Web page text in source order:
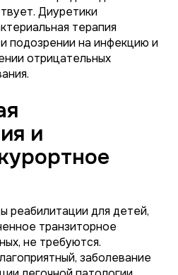
Диуретики
терапия
подозрении на инфекцию и
отрицательных
и
реабилитации для детей,
транзиторное
не требуются.
заболевание